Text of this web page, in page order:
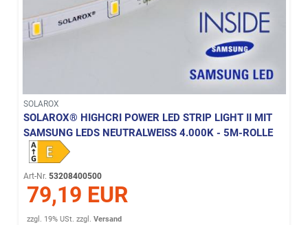
SOLAROX
SOLAROX® HIGHCRI POWER LED STRIP LIGHT II MIT
SAMSUNG LEDS NEUTRALWEISS 4.000K - 5M-ROLLE
Art-Nr. 53208400500
79,19 EUR
zzgl. 19% USt. zzgl.Versand